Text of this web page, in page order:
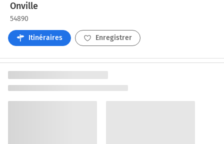
Onville
54890
Itinéraires Enregistrer